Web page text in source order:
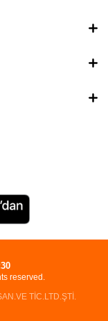
reserved.
TİC.LTD.ŞTİ.